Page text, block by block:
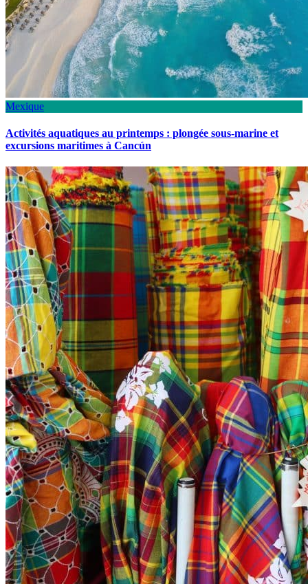
Mexique
Activités aquatiques au printemps : plongée sous-marine et
excursions maritimes à Cancún